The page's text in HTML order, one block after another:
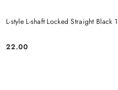
L-style L-shaft Locked Straight
Cena:
22.00